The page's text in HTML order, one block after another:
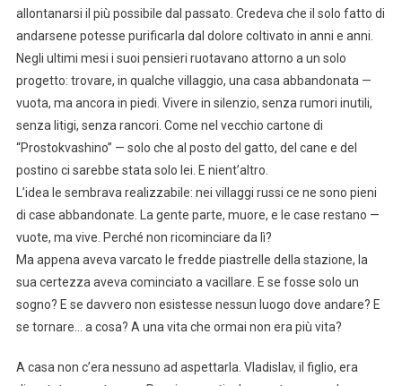
allontanarsi il più possibile dal passato. Credeva che il solo fatto di
andarsene potesse purificarla dal dolore coltivato in anni e anni.
Negli ultimi mesi i suoi pensieri ruotavano attorno a un solo
progetto: trovare, in qualche villaggio, una casa abbandonata —
vuota, ma ancora in piedi. Vivere in silenzio, senza rumori inutili,
senza litigi, senza rancori. Come nel vecchio cartone di
“Prostokvashino” — solo che al posto del gatto, del cane e del
postino ci sarebbe stata solo lei. E nient’altro.
L’idea le sembrava realizzabile: nei villaggi russi ce ne sono pieni
di case abbandonate. La gente parte, muore, e le case restano —
vuote, ma vive. Perché non ricominciare da lì?
Ma appena aveva varcato le fredde piastrelle della stazione, la
sua certezza aveva cominciato a vacillare. E se fosse solo un
sogno? E se davvero non esistesse nessun luogo dove andare? E
se tornare… a cosa? A una vita che ormai non era più vita?
A casa non c’era nessuno ad aspettarla. Vladislav, il figlio, era